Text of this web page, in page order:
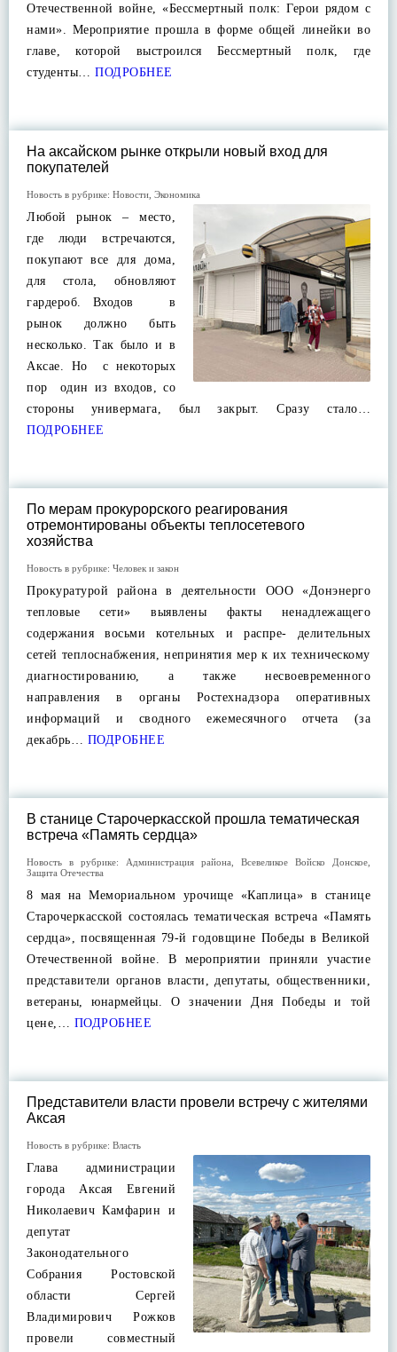
Отечественной войне, «Бессмертный полк: Герои рядом с
нами». Мероприятие прошла в форме общей линейки во
главе, которой выстроился Бессмертный полк, где
студенты… ПОДРОБНЕЕ
На аксайском рынке открыли новый вход для
покупателей
Новость в рубрике: Новости Экономика
Любой рынок – место,
где люди встречаются,
покупают все для дома,
для стола, обновляют
гардероб. Входов в
рынок должно быть
несколько. Так было и в
Аксае. Но с некоторых
пор один из входов, со
стороны универмага, был закрыт. Сразу стало…
ПОДРОБНЕЕ
По мерам прокурорского реагирования
отремонтированы объекты теплосетевого
хозяйства
Новость в рубрике: Человек и закон
Прокуратурой района в деятельности ООО «Донэнерго
тепловые сети» выявлены факты ненадлежащего
содержания восьми котельных и распре- делительных
сетей теплоснабжения, непринятия мер к их техническому
диагностированию, а также несвоевременного
направления в органы Ростехнадзора оперативных
информаций и сводного ежемесячного отчета (за
декабрь… ПОДРОБНЕЕ
В станице Старочеркасской прошла тематическая
встреча «Память сердца»
Новость в рубрике: Администрация района Всевеликое Войско Донское
Защита Отечества
8 мая на Мемориальном урочище «Каплица» в станице
Старочеркасской состоялась тематическая встреча «Память
сердца», посвященная 79-й годовщине Победы в Великой
Отечественной войне. В мероприятии приняли участие
представители органов власти, депутаты, общественники,
ветераны, юнармейцы. О значении Дня Победы и той
цене,… ПОДРОБНЕЕ
Представители власти провели встречу с жителями
Аксая
Новость в рубрике: Власть
Глава администрации
города Аксая Евгений
Николаевич Камфарин и
депутат
Законодательного
Собрания Ростовской
области Сергей
Владимирович Рожков
провели совместный